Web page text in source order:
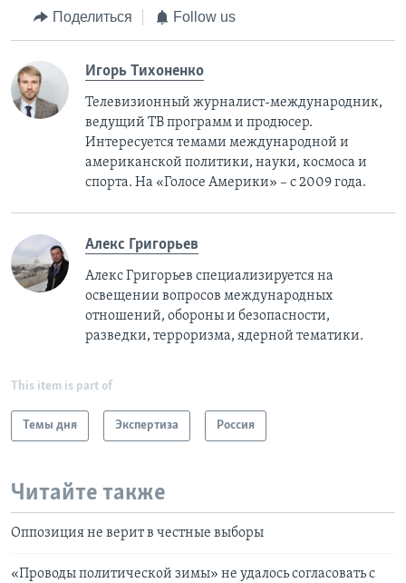
Поделиться Follow us
Игорь Тихоненко
Телевизионный журналист-международник,
ведущий ТВ программ и продюсер.
Интересуется темами международной и
американской политики, науки, космоса и
спорта. На «Голосе Америки» – с 2009 года.
Алекс Григорьев
Алекс Григорьев специализируется на
освещении вопросов международных
отношений, обороны и безопасности,
разведки, терроризма, ядерной тематики.
This item is part of
Темы дня Экспертиза Россия
Читайте также
Оппозиция не верит в честные выборы
«Проводы политической зимы» не удалось согласовать с